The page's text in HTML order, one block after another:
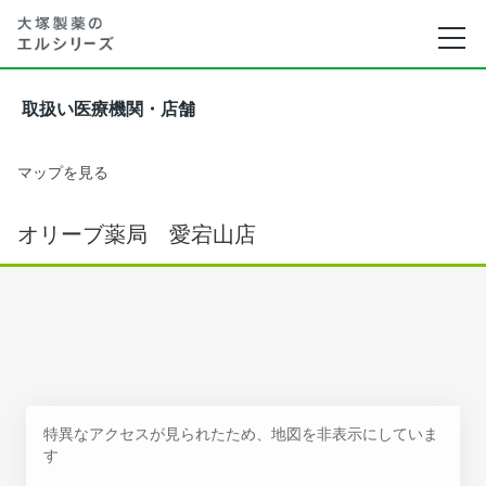
取扱い医療機関・店舗
マップを見る
オリーブ薬局 愛宕山店
特異なアクセスが見られたため、地図を非表示にしていま
す